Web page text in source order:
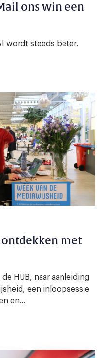
ons win een
wordt steeds beter.
met
HUB, naar aanleiding
een inloopsessie
en...